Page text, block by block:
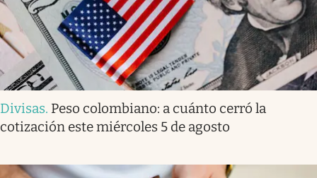
Divisas. Peso colombiano: a cuánto cerró la
cotización este miércoles 5 de agosto